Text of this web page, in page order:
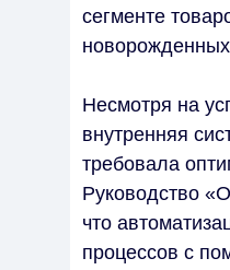
сегменте
Несмотря на
внутренняя
требовала
Руководство
что
процессов с